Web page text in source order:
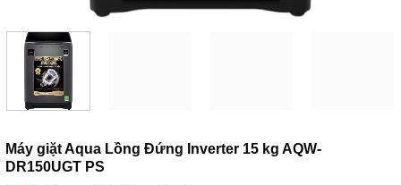
Máy giặt Aqua Lồng Đứng Inverter 15 kg AQW-
DR150UGT PS